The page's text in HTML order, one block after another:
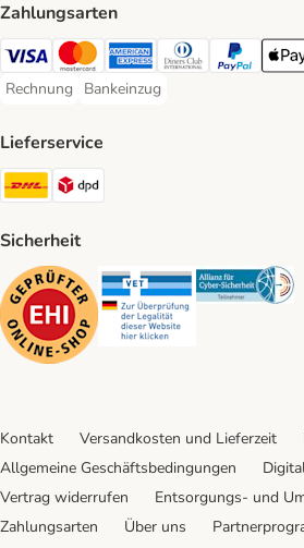
Zahlungsarten
Visa Payment Method
Mastercard Payment Method
American Express Payment
Diners Club
PayPal Apple
Rechnung
Rechnung Payment Method
Bankeinzug
Bankeinzug Payment Method
Lieferservice
DHL Shipping Method
Sicherheit
Security Security
Kontakt Versandkosten und Lieferzeit
Allgemeine Geschäftsbedingungen
Vertrag widerrufen
Entsorgungs- und
Zahlungsarten
Über uns